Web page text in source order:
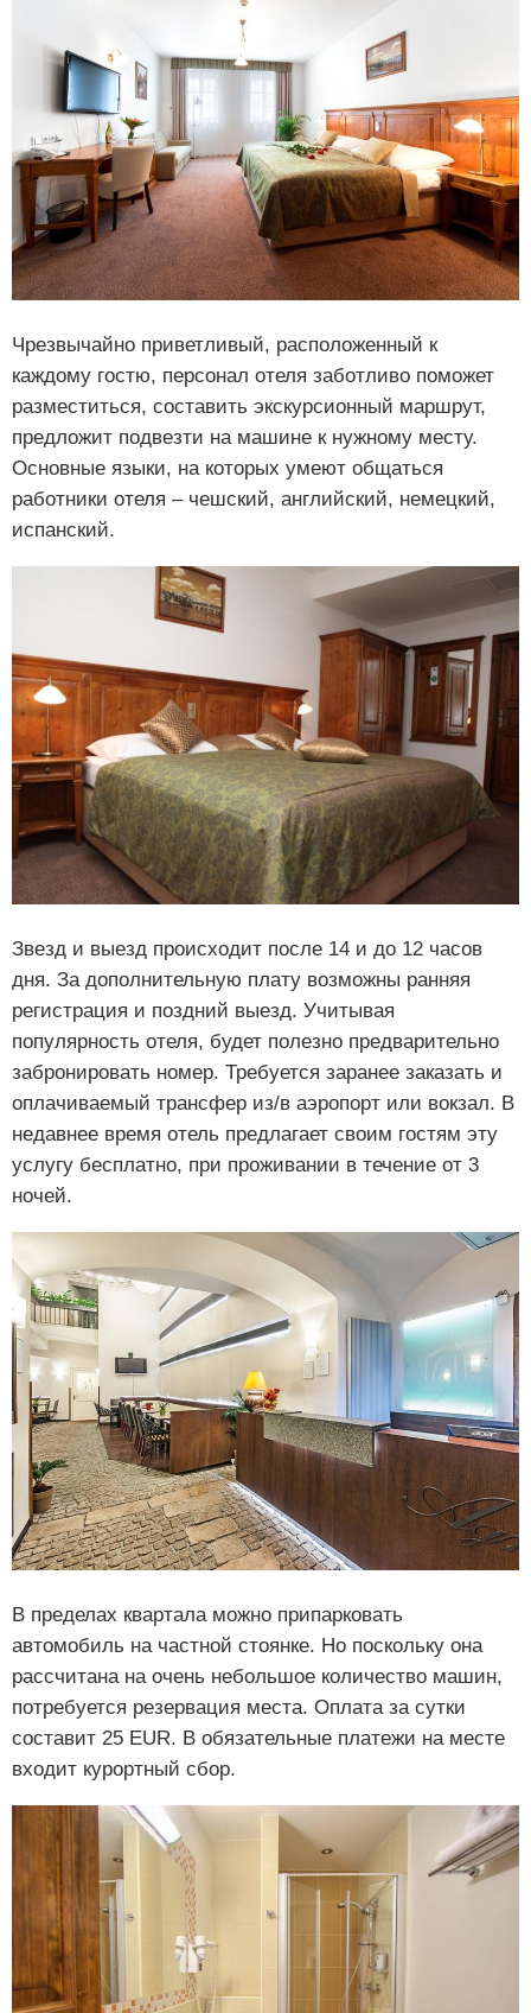
Чрезвычайно приветливый, расположенный к
каждому гостю, персонал отеля заботливо поможет
разместиться, составить экскурсионный маршрут,
предложит подвезти на машине к нужному месту.
Основные языки, на которых умеют общаться
работники отеля – чешский, английский, немецкий,
испанский.
Звезд и выезд происходит после 14 и до 12 часов
дня. За дополнительную плату возможны ранняя
регистрация и поздний выезд. Учитывая
популярность отеля, будет полезно предварительно
забронировать номер. Требуется заранее заказать и
оплачиваемый трансфер из/в аэропорт или вокзал. В
недавнее время отель предлагает своим гостям эту
услугу бесплатно, при проживании в течение от 3
ночей.
В пределах квартала можно припарковать
автомобиль на частной стоянке. Но поскольку она
рассчитана на очень небольшое количество машин,
потребуется резервация места. Оплата за сутки
составит 25 EUR. В обязательные платежи на месте
входит курортный сбор.